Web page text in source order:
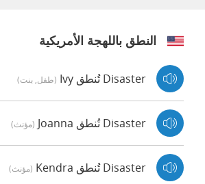
النطق باللهجة الأمريكية
Disaster تُنطق Ivy (طفل, بنت)
Disaster تُنطق Joanna (مؤنث)
Disaster تُنطق Kendra (مؤنث)